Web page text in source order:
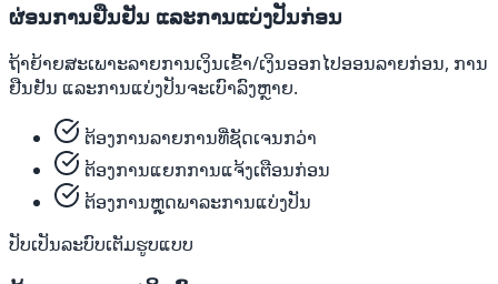
ຜ່ອນການຢືນຢັນ ແລະການແບ່ງປັນກ່ອນ
ຖ້າຍ້າຍສະເພາະລາຍການເງິນເຂົ້າ/ເງິນອອກໄປອອນລາຍກ່ອນ, ການ
ຢືນຢັນ ແລະການແບ່ງປັນຈະເບົາລົງຫຼາຍ.
ຕ້ອງການລາຍການທີ່ຊັດເຈນກວ່າ
ຕ້ອງການແຍກການແຈ້ງເຕືອນກ່ອນ
ຕ້ອງການຫຼຸດພາລະການແບ່ງປັນ
ປັບເປັນລະບົບເຕັມຮູບແບບ